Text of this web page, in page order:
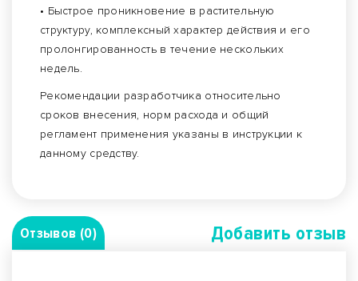
• Быстрое проникновение в растительную
структуру, комплексный характер действия и его
пролонгированность в течение нескольких
недель.
Рекомендации разработчика относительно
сроков внесения, норм расхода и общий
регламент применения указаны в инструкции к
данному средству.
Отзывов (0) Добавить отзыв